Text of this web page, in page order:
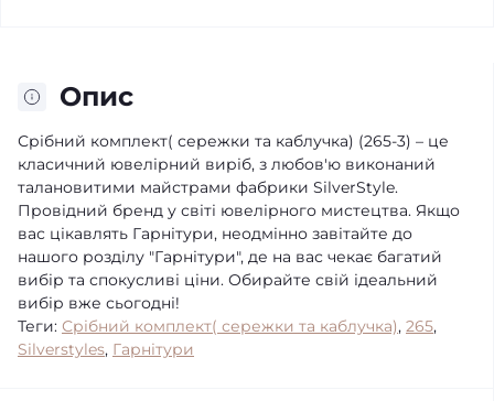
Опис
Срібний комплект( сережки та каблучка) (265-3) – це
класичний ювелірний виріб, з любов'ю виконаний
талановитими майстрами фабрики SilverStyle.
Провідний бренд у світі ювелірного мистецтва. Якщо
вас цікавлять Гарнітури, неодмінно завітайте до
нашого розділу "Гарнітури", де на вас чекає багатий
вибір та спокусливі ціни. Обирайте свій ідеальний
вибір вже сьогодні!
Теги: Срібний комплект( сережки та каблучка), 265,
Silverstyles, Гарнітури